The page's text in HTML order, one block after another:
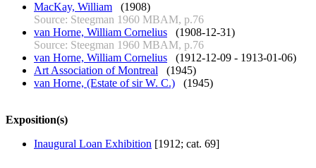
MacKay, William (1908)
Source: Steegman 1960 MBAM, p.76
van Horne, William Cornelius (1908-12-31)
Source: Steegman 1960 MBAM, p.76
van Horne, William Cornelius (1912-12-09 - 1913-01-06)
Art Association of Montreal (1945)
van Horne, (Estate of sir W. C.) (1945)
Exposition(s)
Inaugural Loan Exhibition [1912; cat. 69]